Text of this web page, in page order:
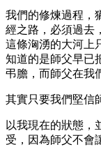
我們的修煉過程，
經之路，必須過去
這條洶湧的大河上
知道的是師父早已
弔膽，而師父在我
其實只要我們堅信
以我現在的狀態，
受，因為師父不會